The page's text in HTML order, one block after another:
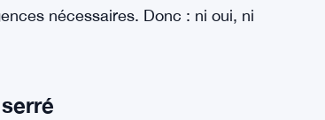
serait un coup dur, pas
cherche depuis des